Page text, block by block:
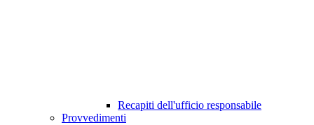
Recapiti dell'ufficio responsabile
Provvedimenti